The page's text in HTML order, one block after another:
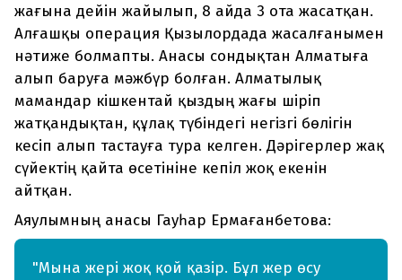
жағына дейін жайылып, 8 айда 3 ота жасатқан.
Алғашқы операция Қызылордада жасалғанымен
нәтиже болмапты. Анасы сондықтан Алматыға
алып баруға мәжбүр болған. Алматылық
мамандар кішкентай қыздың жағы шіріп
жатқандықтан, құлақ түбіндегі негізгі бөлігін
кесіп алып тастауға тура келген. Дәрігерлер жақ
сүйектің қайта өсетініне кепіл жоқ екенін
айтқан.
Аяулымның анасы Гауһар Ермағанбетова:
"Мына жері жоқ қой қазір. Бұл жер өсу